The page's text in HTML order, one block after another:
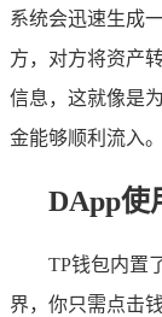
系统会迅速生成
方，对方将资产
信息，这就像是
金能够顺利流入。
DApp使
TP钱包内置
界，你只需点击